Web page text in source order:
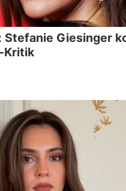
Stefanie Giesinger
Kritik